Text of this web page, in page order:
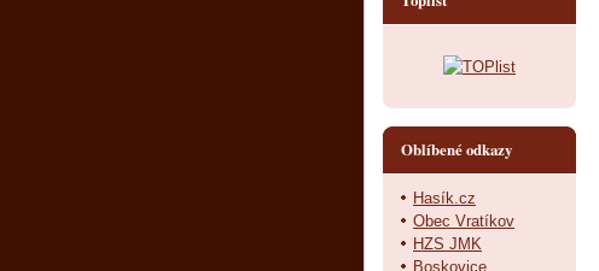
Oblíbené odkazy
Hasík.cz
Obec Vratíkov
HZS JMK
Boskovice